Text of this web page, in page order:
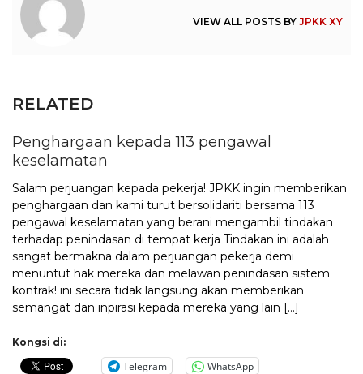
VIEW ALL POSTS BY JPKK XY
RELATED
Penghargaan kepada 113 pengawal
keselamatan
Salam perjuangan kepada pekerja! JPKK ingin memberikan
penghargaan dan kami turut bersolidariti bersama 113
pengawal keselamatan yang berani mengambil tindakan
terhadap penindasan di tempat kerja Tindakan ini adalah
sangat bermakna dalam perjuangan pekerja demi
menuntut hak mereka dan melawan penindasan sistem
kontrak! ini secara tidak langsung akan memberikan
semangat dan inpirasi kepada mereka yang lain […]
Kongsi di:
Telegram WhatsApp